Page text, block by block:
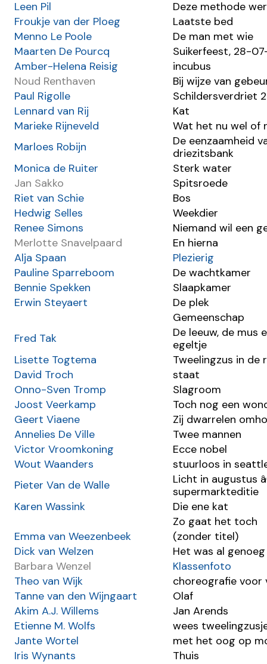
Leen Pil
Deze methode
Froukje van der Ploeg
Laatste bed
Menno Le Poole
De man met wie
Maarten De Pourcq
Suikerfeest, 28-
Amber-Helena Reisig
incubus
Noud Renthaven
Bij wijze van
Paul Rigolle
Schildersverdriet
Lennard van Rij
Kat
Marieke Rijneveld
Wat het nu wel of
Marloes Robijn
De eenzaamheid
driezitsbank
Monica de Ruiter
Sterk water
Jan Sakko
Spitsroede
Riet van Schie
Bos
Hedwig Selles
Weekdier
Renee Simons
Niemand wil een
Merlotte Snavelpaard
En hierna
Alja Spaan
Plezierig
Pauline Sparreboom
De wachtkamer
Bennie Spekken
Slaapkamer
Erwin Steyaert
De plek
Gemeenschap
Fred Tak
De leeuw, de mus
egeltje
Lisette Togtema
Tweelingzus in de
David Troch
staat
Onno-Sven Tromp
Slagroom
Joost Veerkamp
Toch nog een
Geert Viaene
Zij dwarrelen
Annelies De Ville
Twee mannen
Victor Vroomkoning
Ecce nobel
Wout Waanders
stuurloos in
Pieter Van de Walle
Licht in augustus
supermarkteditie
Karen Wassink
Die ene kat
Zo gaat het toch
Emma van Weezenbeek
(zonder titel)
Dick van Welzen
Het was al genoeg
Barbara Wenzel
Klassenfoto
Theo van Wijk
choreografie voor
Tanne van den Wijngaart
Olaf
Akim A.J. Willems
Jan Arends
Etienne M. Wolfs
wees
Jante Wortel
met het oog op
Iris Wynants
Thuis